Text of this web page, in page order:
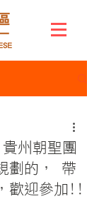
州朝聖團
劃的， 帶
歡迎參加!!